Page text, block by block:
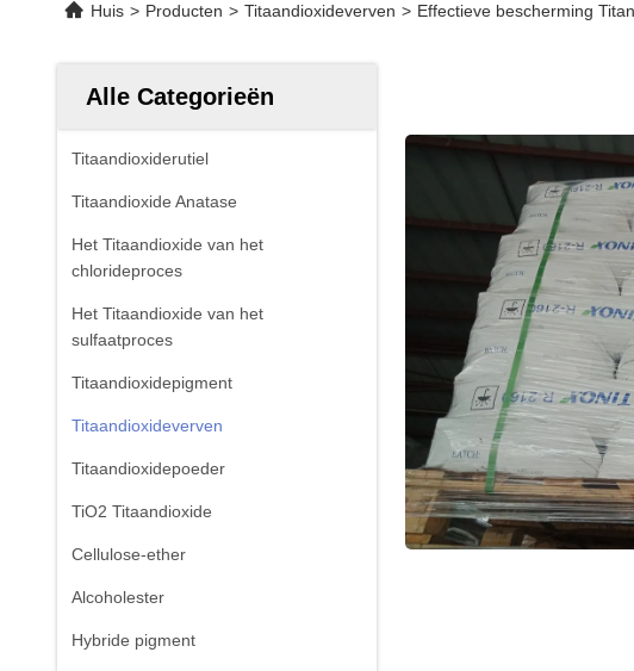
Huis > Producten > Titaandioxideverven > Effectieve bescherming
Alle Categorieën
Titaandioxiderutiel
Titaandioxide Anatase
Het Titaandioxide van het
chlorideproces
Het Titaandioxide van het
sulfaatproces
Titaandioxidepigment
Titaandioxideverven
Titaandioxidepoeder
TiO2 Titaandioxide
Cellulose-ether
Alcoholester
Hybride pigment